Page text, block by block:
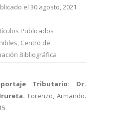
el 30 agosto, 2021
Publicados
, Centro de
Bibliográfica
Tributario: Dr.
Lorenzo, Armando.